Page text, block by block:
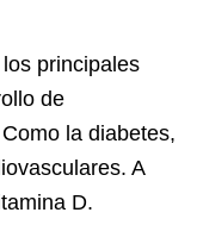
principales
de
la diabetes,
A
D.